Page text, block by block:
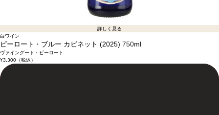
詳しく見る
白ワイン
ピーロート・ブルー カビネット (2025) 750ml
ヴァイングート・ピーロート
¥3,300（税込）